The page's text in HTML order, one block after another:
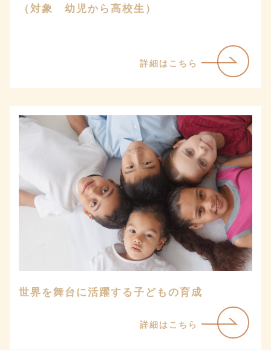
（対象 幼児から高校生）
詳細はこちら
世界を舞台に活躍する子どもの育成
詳細はこちら